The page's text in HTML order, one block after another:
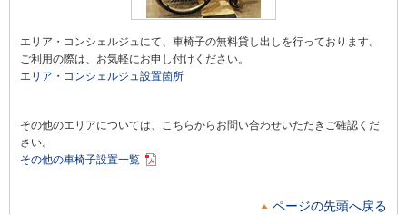
エリア・コンシェルジュにて、車椅子の無料貸し出しを行っております。
ご利用の際は、お気軽にお申し付けください。
エリア・コンシェルジュ設置箇所
その他のエリアについては、こちらからお問い合わせいただきご確認くだ
さい。
その他の車椅子設置一覧
ページの先頭へ戻る